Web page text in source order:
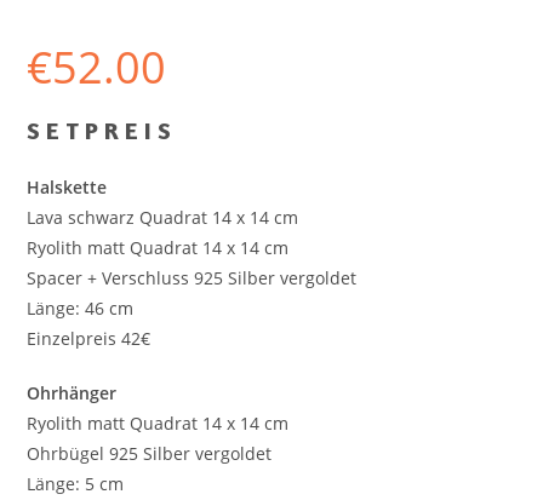
€52.00
S E T P R E I S
Halskette
Lava schwarz Quadrat 14 x 14 cm
Ryolith matt Quadrat 14 x 14 cm
Spacer + Verschluss 925 Silber vergoldet
Länge: 46 cm
Einzelpreis 42€
Ohrhänger
Ryolith matt Quadrat 14 x 14 cm
Ohrbügel 925 Silber vergoldet
Länge: 5 cm